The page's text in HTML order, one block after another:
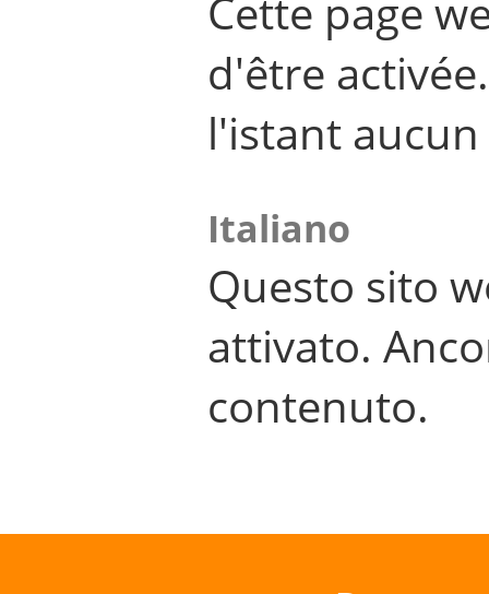
Cette page
d'être
l'istant
Italiano
Questo sito
attivato.
contenuto.